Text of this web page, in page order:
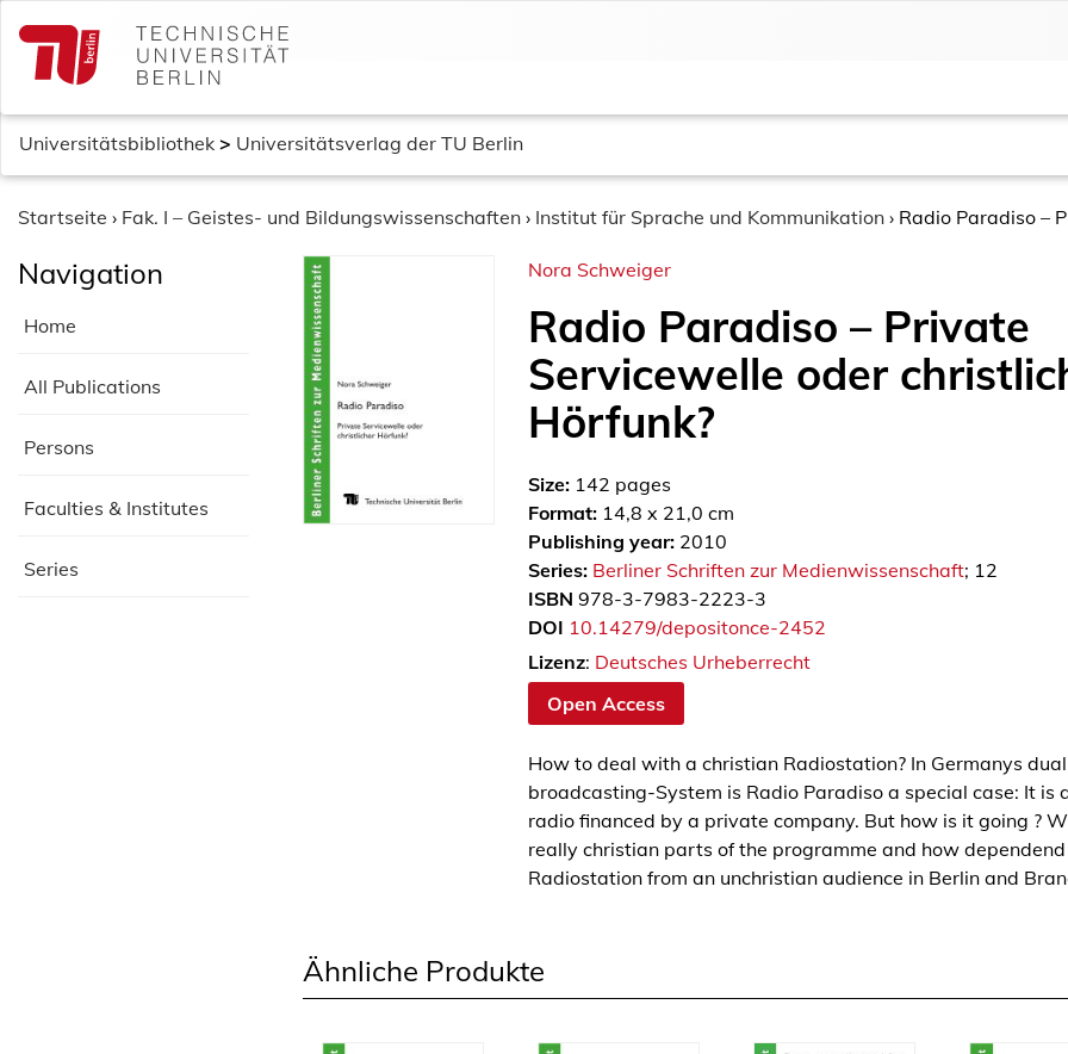
c
Universitätsbibliothek > Universitätsverlag der TU Berlin
Startseite › Fak. I – Geistes- und Bildungswissenschaften › Institut für Sprache und Kommunikation › Radio Paradiso –
Navigation
Home
All Publications
Persons
Faculties & Institutes
Series
Nora Schweiger
Radio Paradiso – Private
Servicewelle oder
Hörfunk?
Size: 142 pages
Format:14,8 x 21,0 cm
Publishing year:2010
Series: Berliner Schriften zur Medienwissenschaft; 12
ISBN 978-3-7983-2223-3
DOI 10.14279/depositonce-2452
Lizenz: Deutsches Urheberrecht
Open Access
How to deal with a christian Radiostation? In Germanys dual
broadcasting-System is Radio Paradiso a special case: It is
radio financed by a private company. But how is it going ?
really christian parts of the programme and how dependend
Radiostation from an unchristian audience in Berlin and
Ähnliche Produkte